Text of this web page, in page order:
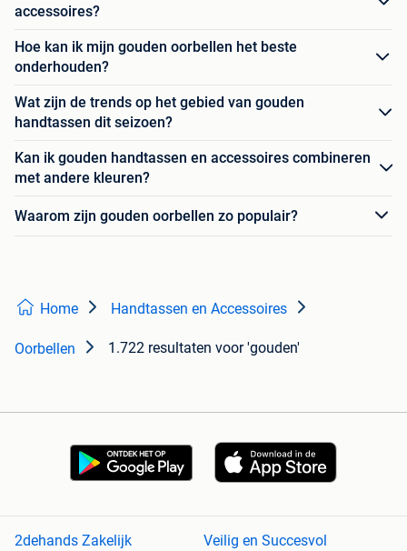
accessoires?
Hoe kan ik mijn gouden oorbellen het beste
onderhouden?
Wat zijn de trends op het gebied van gouden
handtassen dit seizoen?
Kan ik gouden handtassen en accessoires combineren
met andere kleuren?
Waarom zijn gouden oorbellen zo populair?
Home Handtassen en Accessoires
Oorbellen 1.722 resultaten voor 'gouden'
2dehands Zakelijk
Veilig en Succesvol